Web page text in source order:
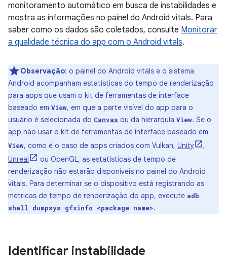
monitoramento automático em busca de instabilidades e
mostra as informações no painel do Android vitals. Para
saber como os dados são coletados, consulte Monitorar
a qualidade técnica do app com o Android vitals.
Observação: o painel do Android vitals e o sistema
Android acompanham estatísticas do tempo de renderização
para apps que usam o kit de ferramentas de interface
baseado em View, em que a parte visível do app para o
usuário é selecionada do Canvas ou da hierarquia View. Se o
app não usar o kit de ferramentas de interface baseado em
View, como é o caso de apps criados com Vulkan, Unity
,
Unreal
ou OpenGL, as estatísticas de tempo de
renderização não estarão disponíveis no painel do Android
vitals. Para determinar se o dispositivo está registrando as
métricas de tempo de renderização do app, execute adb
shell dumpsys gfxinfo <package name>.
Identificar instabilidade